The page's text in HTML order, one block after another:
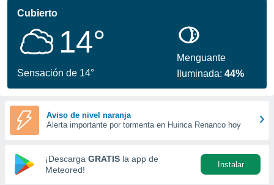
ha sido
que se
calidad.
a este
las
y
forma
digital
basada
Cubierto
14°
Sensación de 14°
Menguante
Iluminada:44%
Aviso de nivel naranja
Alerta importante por tormenta en Huinca Renanco hoy
¡Descarga GRATIS la app de
Meteored!
Instalar